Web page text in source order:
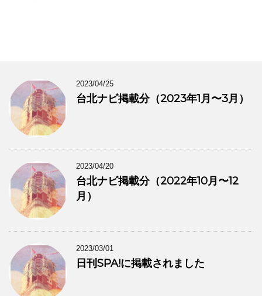
2023/04/25
台北ナビ掲載分（2023年1月〜3月）
2023/04/20
台北ナビ掲載分（2022年10月〜12
月）
2023/03/01
日刊SPA!に掲載されました